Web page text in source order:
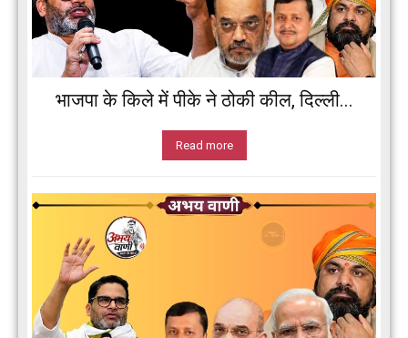
भाजपा के किले में पीके ने ठोकी कील, दिल्ली...
Read more